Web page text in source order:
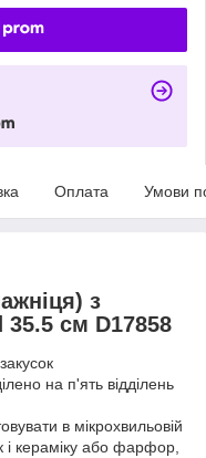
Оплата Умови
з
см D17858
на п'ять відділень
в мікрохвильовій
і кераміку або фарфор,